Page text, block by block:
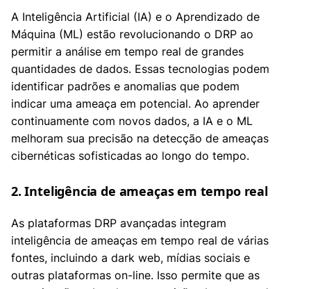
A Inteligência Artificial (IA) e o Aprendizado de
Máquina (ML) estão revolucionando o DRP ao
permitir a análise em tempo real de grandes
quantidades de dados. Essas tecnologias podem
identificar padrões e anomalias que podem
indicar uma ameaça em potencial. Ao aprender
continuamente com novos dados, a IA e o ML
melhoram sua precisão na detecção de ameaças
cibernéticas sofisticadas ao longo do tempo.
2. Inteligência de ameaças em tempo real
As plataformas DRP avançadas integram
inteligência de ameaças em tempo real de várias
fontes, incluindo a dark web, mídias sociais e
outras plataformas on-line. Isso permite que as